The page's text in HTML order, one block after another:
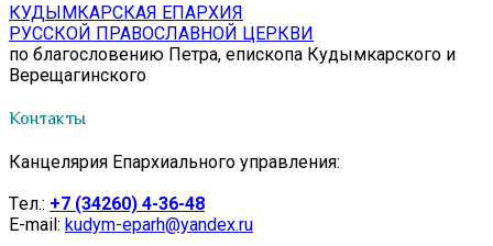
КУДЫМКАРСКАЯ ЕПАРХИЯ
РУССКОЙ ПРАВОСЛАВНОЙ ЦЕРКВИ
по благословению Петра, епископа Кудымкарского и
Верещагинского
Контакты
Канцелярия Епархиального управления:
Tел.: +7 (34260) 4-36-48
E-mail: kudym-eparh@yandex.ru